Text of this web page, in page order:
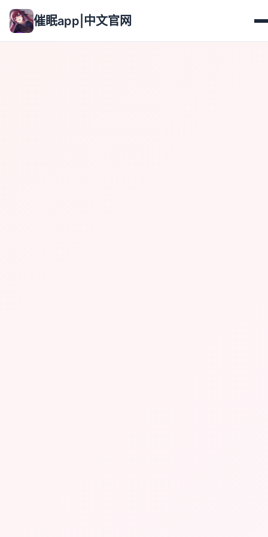
催眠app|中文官网